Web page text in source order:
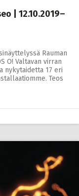
| 12.10.2019–
Rauman
O! Valtavan virran
nykytaidetta 17 eri
Teos